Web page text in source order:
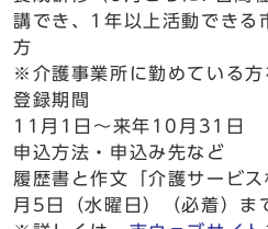
講でき、1年以上活動できる
方
※介護事業所に勤めている方
登録期間
11月1日～来年10月31日
申込方法・申込み先など
履歴書と作文「介護サービ
月5日（水曜日）（必着）ま